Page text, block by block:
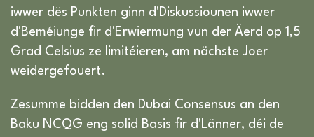
iwwer dës Punkten ginn d'Diskussiounen iwwer
d'Beméiunge fir d'Erwiermung vun der Äerd op 1,5
Grad Celsius ze limitéieren, am nächste Joer
weidergefouert.
Zesumme bidden den Dubai Consensus an den
Baku NCQG eng solid Basis fir d'Länner, déi de